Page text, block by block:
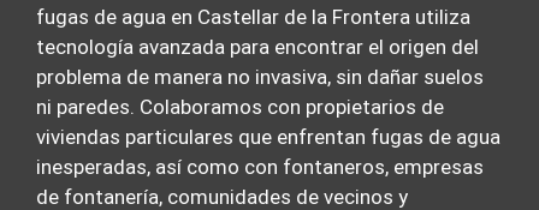
fugas de agua en Castellar de la Frontera utiliza
tecnología avanzada para encontrar el origen del
problema de manera no invasiva, sin dañar suelos
ni paredes. Colaboramos con propietarios de
viviendas particulares que enfrentan fugas de agua
inesperadas, así como con fontaneros, empresas
de fontanería, comunidades de vecinos y